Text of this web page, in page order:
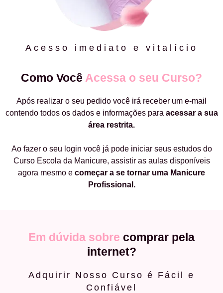
Acesso imediato e vitalício
Como Você Acessa o seu Curso?
Após realizar o seu pedido você irá receber um e-mail
contendo todos os dados e informações para acessar a sua
área restrita.
Ao fazer o seu login você já pode iniciar seus estudos do
Curso Escola da Manicure, assistir as aulas disponíveis
agora mesmo e começar a se tornar uma Manicure
Profissional.
Em dúvida sobre comprar pela
internet?
Adquirir Nosso Curso é Fácil e
Confiável